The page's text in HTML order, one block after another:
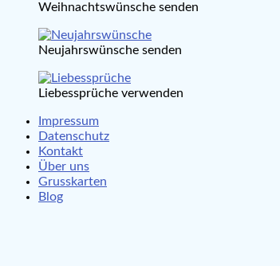
Weihnachtswünsche senden
Neujahrswünsche senden
Liebessprüche verwenden
Impressum
Datenschutz
Kontakt
Über uns
Grusskarten
Blog